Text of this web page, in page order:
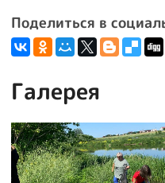
Поделиться в
Галерея